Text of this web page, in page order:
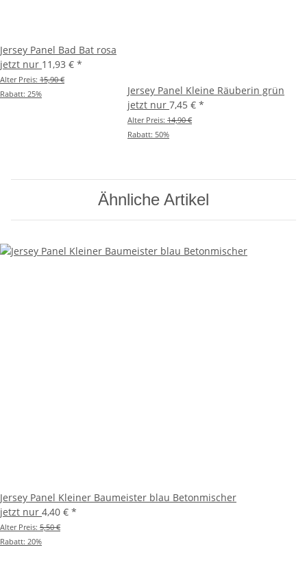
Jersey Panel Bad Bat rosa
jetzt nur 11,93 € *
Alter Preis: 15,90 €
Rabatt: 25%
Jersey Panel Kleine Räuberin grün
jetzt nur 7,45 € *
Alter Preis: 14,90 €
Rabatt: 50%
Ähnliche Artikel
Jersey Panel Kleiner Baumeister blau Betonmischer
jetzt nur 4,40 € *
Alter Preis: 5,50 €
Rabatt: 20%